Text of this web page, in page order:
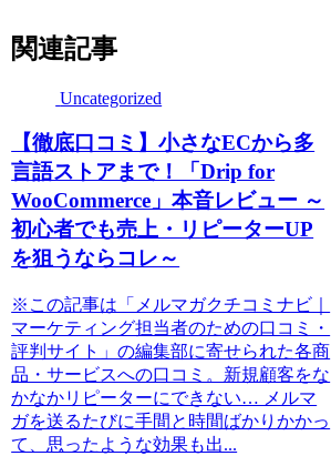
関連記事
Uncategorized
【徹底口コミ】小さなECから多
言語ストアまで！「Drip for
WooCommerce」本音レビュー ～
初心者でも売上・リピーターUP
を狙うならコレ～
※この記事は「メルマガクチコミナビ｜
マーケティング担当者のための口コミ・
評判サイト」の編集部に寄せられた各商
品・サービスへの口コミ。新規顧客をな
かなかリピーターにできない… メルマ
ガを送るたびに手間と時間ばかりかかっ
て、思ったような効果も出...